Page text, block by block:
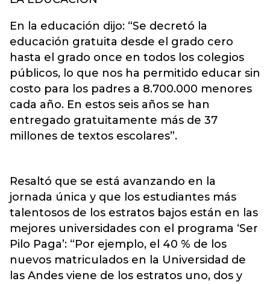
En la educación dijo: “Se decretó la
educación gratuita desde el grado cero
hasta el grado once en todos los colegios
públicos, lo que nos ha permitido educar sin
costo para los padres a 8.700.000 menores
cada año. En estos seis años se han
entregado gratuitamente más de 37
millones de textos escolares”.
Resaltó que se está avanzando en la
jornada única y que los estudiantes más
talentosos de los estratos bajos están en las
mejores universidades con el programa ‘Ser
Pilo Paga’: “Por ejemplo, el 40 % de los
nuevos matriculados en la Universidad de
las Andes viene de los estratos uno, dos y